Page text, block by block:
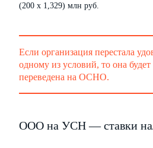
(200 х 1,329) млн руб.
Если организация перестала
одному из условий, то она будет
переведена на ОСНО.
ООО на УСН — ставки